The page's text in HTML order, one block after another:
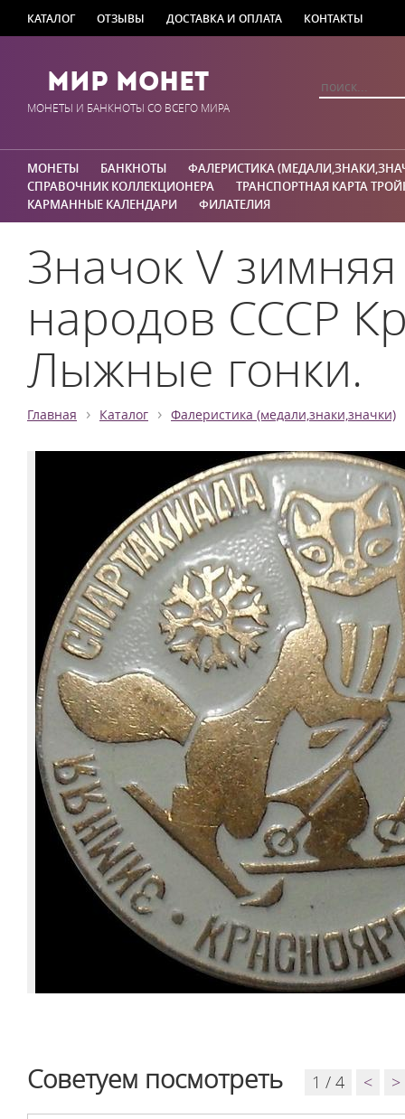
КАТАЛОГ ОТЗЫВЫ ДОСТАВКА И ОПЛАТА КОНТАКТЫ
Мир Монет
МОНЕТЫ И БАНКНОТЫ СО ВСЕГО МИРА
МОНЕТЫ БАНКНОТЫ
ФАЛЕРИСТИКА
СПРАВОЧНИК КОЛЛЕКЦИОНЕРА
ТРАНСПОРТНАЯ КАРТА
КАРМАННЫЕ КАЛЕНДАРИ
ФИЛАТЕЛИЯ
Значок V
народов СССР
Лыжные гонки.
Главная › Каталог › Фалеристика (медали,знаки,значки)
Советуем посмотреть 1 / 4 < >